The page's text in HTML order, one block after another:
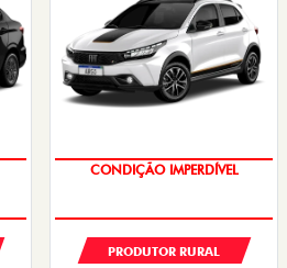
PRODUTOR RURAL